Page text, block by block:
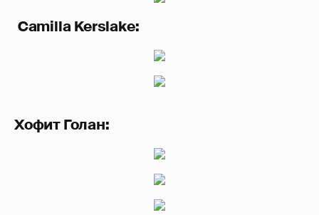
Camilla Kerslake:
Хофит Голан: